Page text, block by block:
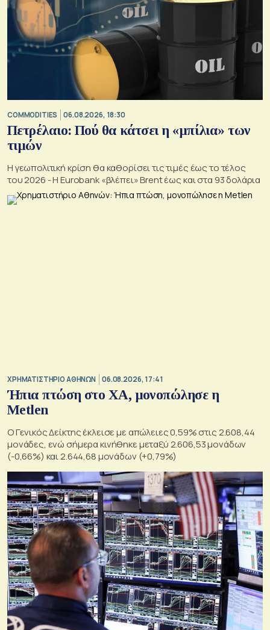
COMMODITIES 06.08.2026, 18:30
Πετρέλαιο: Πού θα κάτσει η «μπίλια» των
τιμών
Η γεωπολιτική κρίση θα καθορίσει τις τιμές έως το τέλος
του 2026 - Η Eurobank «βλέπει» Brent έως και στα 93 δολάρια
XΡΗΜΑΤΙΣΤΗΡΙΟ ΑΘΗΝΩΝ 06.08.2026, 17:41
Ήπια πτώση στο ΧΑ, μονοπώλησε η
Metlen
O Γενικός Δείκτης έκλεισε με απώλειες 0,59% στις 2.608,44
μονάδες, ενώ σήμερα κινήθηκε μεταξύ 2.606,53 μονάδων
(-0,66%) και 2.644,68 μονάδων (+0,79%)